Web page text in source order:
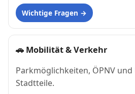
Wichtige Fragen
🚗 Mobilität & Verkehr
Parkmöglichkeiten, ÖPNV
Stadtteile.